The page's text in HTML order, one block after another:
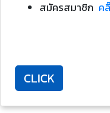
สมัครสมาชิก ค
CLICK